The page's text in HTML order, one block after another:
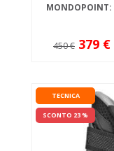
MONDOPOINT:
450 € 379 €
TECNICA
SCONTO 23 %